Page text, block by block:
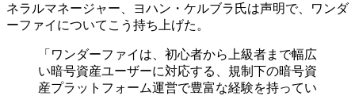
ネラルマネージャー、ヨハン・ケルブラ氏は声明で、ワンダ
ーファイについてこう持ち上げた。
「ワンダーファイは、初心者から上級者まで幅広
い暗号資産ユーザーに対応する、規制下の暗号資
産プラットフォーム運営で豊富な経験を持ってい